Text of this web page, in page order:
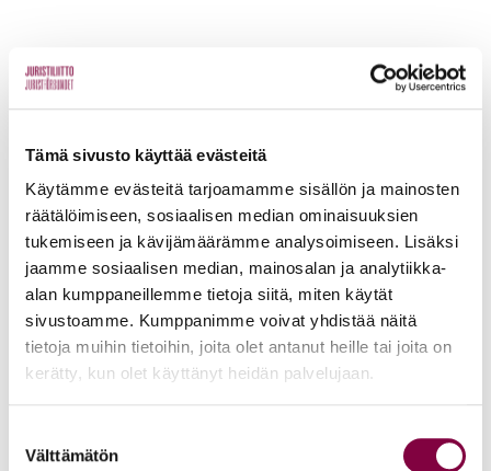
Tämä sivusto käyttää evästeitä
Käytämme evästeitä tarjoamamme sisällön ja mainosten
räätälöimiseen, sosiaalisen median ominaisuuksien
tukemiseen ja kävijämäärämme analysoimiseen. Lisäksi
jaamme sosiaalisen median, mainosalan ja analytiikka-
alan kumppaneillemme tietoja siitä, miten käytät
sivustoamme. Kumppanimme voivat yhdistää näitä
tietoja muihin tietoihin, joita olet antanut heille tai joita on
kerätty, kun olet käyttänyt heidän palvelujaan.
valinta
Välttämätön
Lisää uutisia
KAIKKI UUTISET
Uutiset
YTN: Tietoa AMK-alan lakosta
Työmarkkinat
Uutiset 16.6.2026
kustannuksella